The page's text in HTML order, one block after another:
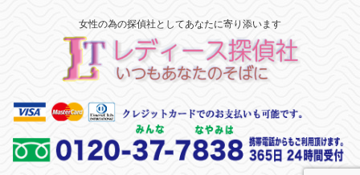
女性の為の探偵社としてあなたに寄り添います